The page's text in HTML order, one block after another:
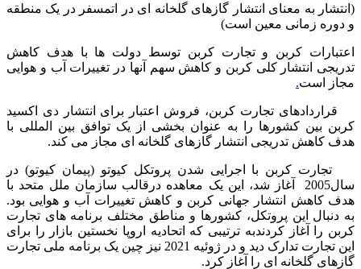
(انتشار به معنای انتشار گازهای گلخانه ای در اتمسفر در یک منطقه
و دوره زمانی معین است)
اعتبارات کربن و تجارت کربن توسط دولت ها با هدف کاهش
تدریجی انتشار کلی کربن و کاهش سهم آنها در تغییرات آب و هوایی
مجاز است.
قراردادهای تجارت کربن، فروش اعتبار برای انتشار دی اکسید
کربن بین کشورها را به عنوان بخشی از یک توافق بین المللی با
هدف کاهش تدریجی انتشار گازهای گلخانه ای مجاز می کند.
تجارت کربن با اجرایی شدن پروتکل کیوتو (پیمان کیوتو) در
سال2005 آغاز شد، این یک معاهده درقالب سازمان ملل متحد با
هدف کاهش انتشار جهانی کربن و کاهش تغییرات آب و هوایی بود.
به دنبال این پروتکل، کشورها و مناطق مختلف برنامه های تجارت
کربن را آغاز کردندبه ترتیبی که اتحادیه اروپا نخستین بازار را برای
این تجارت تدارک دید و در ژوئیه 2021 نیز چین یک برنامه ملی تجارت
گازهای گلخانه ای را آغاز کرد.